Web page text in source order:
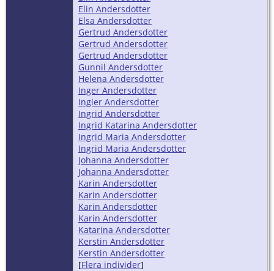
Elin Andersdotter
Elsa Andersdotter
Gertrud Andersdotter
Gertrud Andersdotter
Gertrud Andersdotter
Gunnil Andersdotter
Helena Andersdotter
Inger Andersdotter
Ingier Andersdotter
Ingrid Andersdotter
Ingrid Katarina Andersdotter
Ingrid Maria Andersdotter
Ingrid Maria Andersdotter
Johanna Andersdotter
Johanna Andersdotter
Karin Andersdotter
Karin Andersdotter
Karin Andersdotter
Karin Andersdotter
Katarina Andersdotter
Kerstin Andersdotter
Kerstin Andersdotter
[Flera individer]